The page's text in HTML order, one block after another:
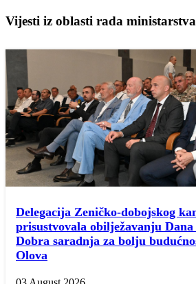
Vijesti iz oblasti rada ministarstva
Delegacija Zeničko-dobojskog
prisustvovala obilježavanju
Dobra saradnja za bolju
Olova